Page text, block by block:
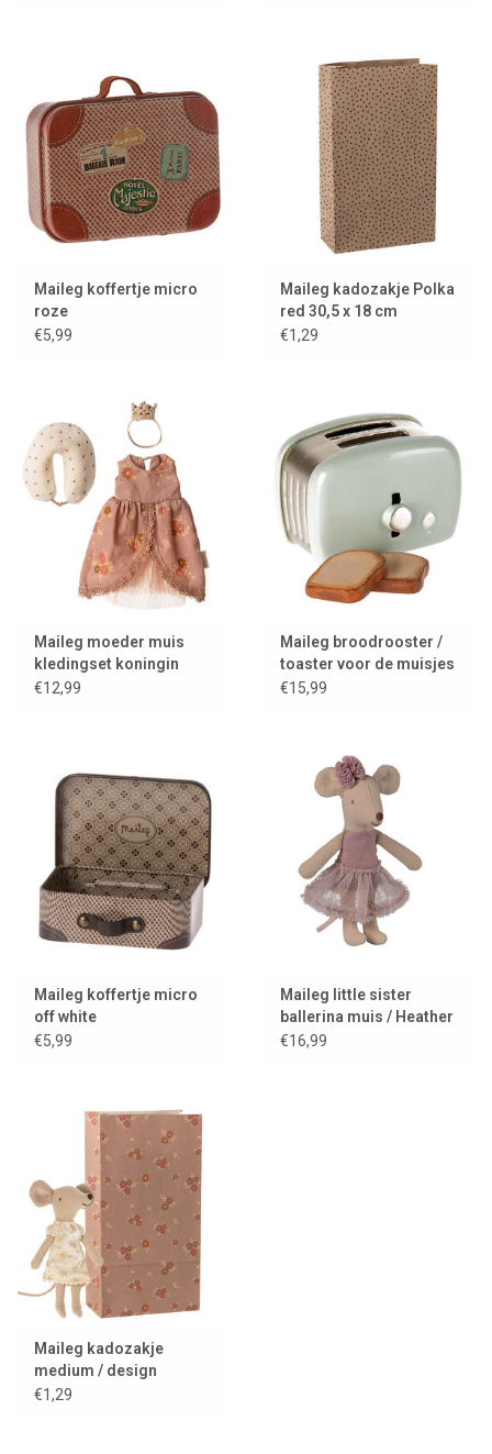
Maileg koffertje micro
roze
€5,99
Maileg kadozakje Polka
red 30,5 x 18 cm
€1,29
Maileg moeder muis
kledingset koningin
€12,99
Maileg broodrooster /
toaster voor de muisjes
€15,99
Maileg koffertje micro
off white
€5,99
Maileg little sister
ballerina muis / Heather
€16,99
Maileg kadozakje
medium / design
Michette
€1,29